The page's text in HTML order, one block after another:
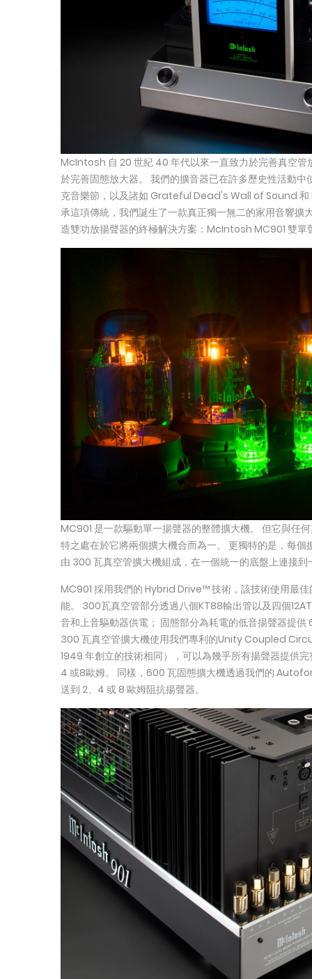
McIntosh 自 20 世紀 40 年代以來一直致力於完善真空管
於完善固態放大器。 我們的擴音器已在許多歷史性活動
克音樂節，以及諸如 Grateful Dead's Wall of Sound
承這項傳統，我們誕生了一款真正獨一無二的家用音響擴
造雙功放揚聲器的終極解決方案：McIntosh MC901 雙單
MC901 是一款驅動單一揚聲器的整體擴大機。 但它與任
特之處在於它將兩個擴大機合而為一。 更獨特的是，每
由 300 瓦真空管擴大機組成，在一個統一的底盤上連接
MC901 採用我們的 Hybrid Drive™ 技術，該技術使用最
能。 300瓦真空管部分透過八個KT88輸出管以及四個
音和上音驅動器供電； 固態部分為耗電的低音揚聲器提
300 瓦真空管擴大機使用我們專利的Unity Coupled
1949 年創立的技術相同），可以為幾乎所有揚聲器提供
4 或8歐姆。 同樣，600 瓦固態擴大機透過我們的
送到 2、4 或 8 歐姆阻抗揚聲器。